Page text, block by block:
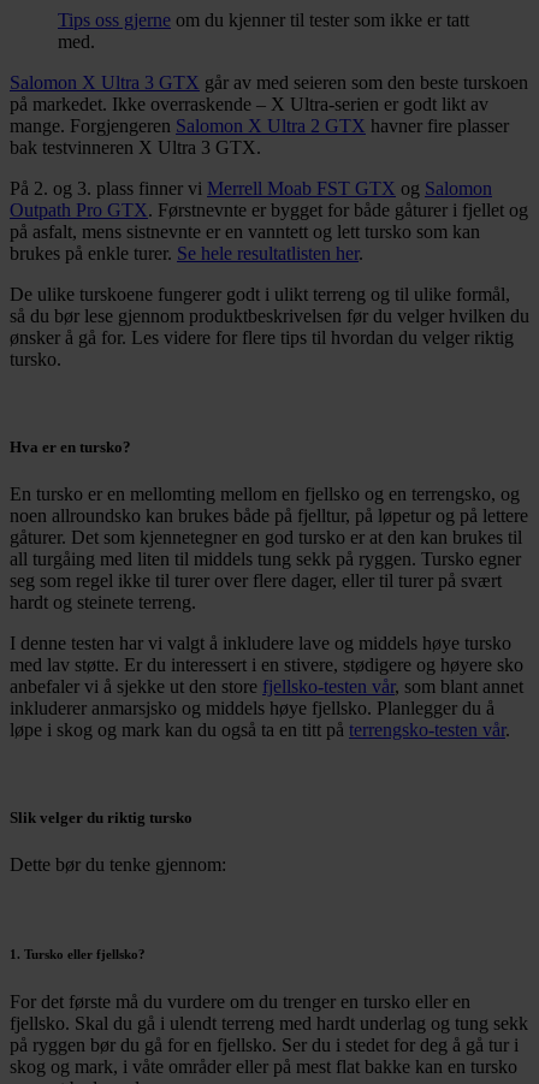
Tips oss gjerne om du kjenner til tester som ikke er tatt
med.
Salomon X Ultra 3 GTX går av med seieren som den beste turskoen
på markedet. Ikke overraskende – X Ultra-serien er godt likt av
mange. Forgjengeren Salomon X Ultra 2 GTX havner fire plasser
bak testvinneren X Ultra 3 GTX.
På 2. og 3. plass finner vi Merrell Moab FST GTX og Salomon
Outpath Pro GTX. Førstnevnte er bygget for både gåturer i fjellet og
på asfalt, mens sistnevnte er en vanntett og lett tursko som kan
brukes på enkle turer. Se hele resultatlisten her.
De ulike turskoene fungerer godt i ulikt terreng og til ulike formål,
så du bør lese gjennom produktbeskrivelsen før du velger hvilken du
ønsker å gå for. Les videre for flere tips til hvordan du velger riktig
tursko.
Hva er en tursko?
En tursko er en mellomting mellom en fjellsko og en terrengsko, og
noen allroundsko kan brukes både på fjelltur, på løpetur og på lettere
gåturer. Det som kjennetegner en god tursko er at den kan brukes til
all turgåing med liten til middels tung sekk på ryggen. Tursko egner
seg som regel ikke til turer over flere dager, eller til turer på svært
hardt og steinete terreng.
I denne testen har vi valgt å inkludere lave og middels høye tursko
med lav støtte. Er du interessert i en stivere, stødigere og høyere sko
anbefaler vi å sjekke ut den store fjellsko-testen vår, som blant annet
inkluderer anmarsjsko og middels høye fjellsko. Planlegger du å
løpe i skog og mark kan du også ta en titt på terrengsko-testen vår.
Slik velger du riktig tursko
Dette bør du tenke gjennom:
1. Tursko eller fjellsko?
For det første må du vurdere om du trenger en tursko eller en
fjellsko. Skal du gå i ulendt terreng med hardt underlag og tung sekk
på ryggen bør du gå for en fjellsko. Ser du i stedet for deg å gå tur i
skog og mark, i våte områder eller på mest flat bakke kan en tursko